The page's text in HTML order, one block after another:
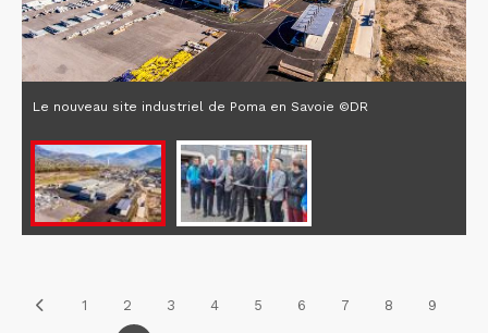
Le nouveau site industriel de Poma en Savoie ©DR
1 2 3 4 5 6 7 8 9